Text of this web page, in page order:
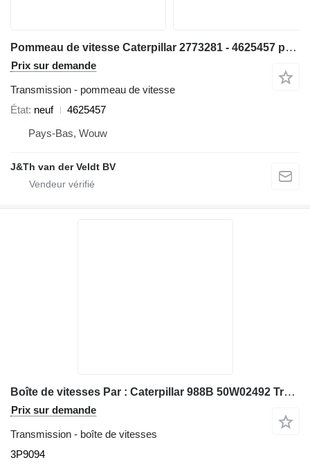
Pommeau de vitesse Caterpillar 2773281 - 4625457 pour chargeuse sur pneus 950H 962H 972H 966H IT62H
Prix sur demande
Transmission - pommeau de vitesse
État neuf
4625457
Pays-Bas, Wouw
J&Th van der Veldt BV
Boîte de vitesses Par : Caterpillar 988B 50W02492 Tram 3P9094 pour chargeuse sur pneus Caterpillar 988B 50W02492
Prix sur demande
Transmission - boîte de vitesses
3P9094